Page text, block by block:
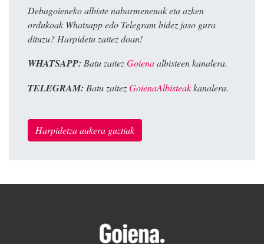
Debagoieneko albiste nabarmenenak eta azken
ordukoak Whatsapp edo Telegram bidez jaso gura
dituzu? Harpidetu zaitez doan!
WHATSAPP: Batu zaitezGoienaalbisteen kanalera.
TELEGRAM: Batu zaitezGoienaAlbisteakkanalera.
Harpidetza aukera guztiak